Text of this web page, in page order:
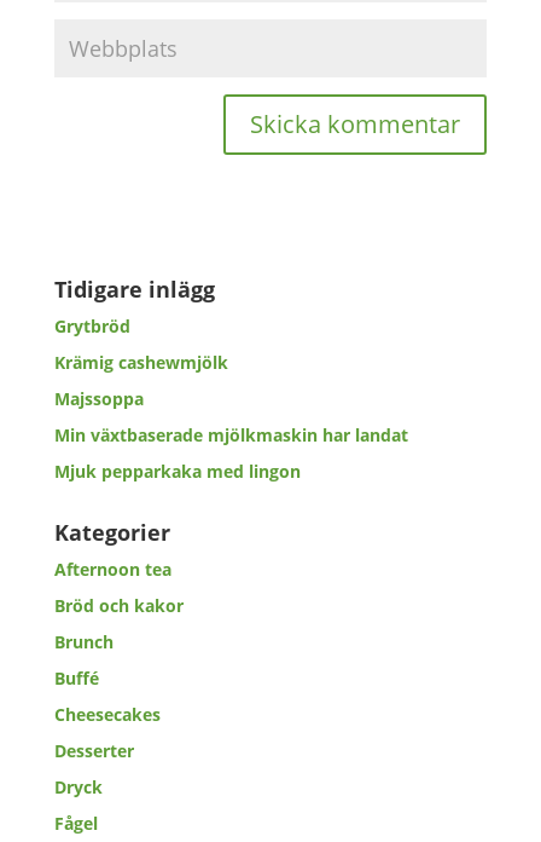
Tidigare inlägg
Grytbröd
Krämig cashewmjölk
Majssoppa
Min växtbaserade mjölkmaskin har landat
Mjuk pepparkaka med lingon
Kategorier
Afternoon tea
Bröd och kakor
Brunch
Buffé
Cheesecakes
Desserter
Dryck
Fågel